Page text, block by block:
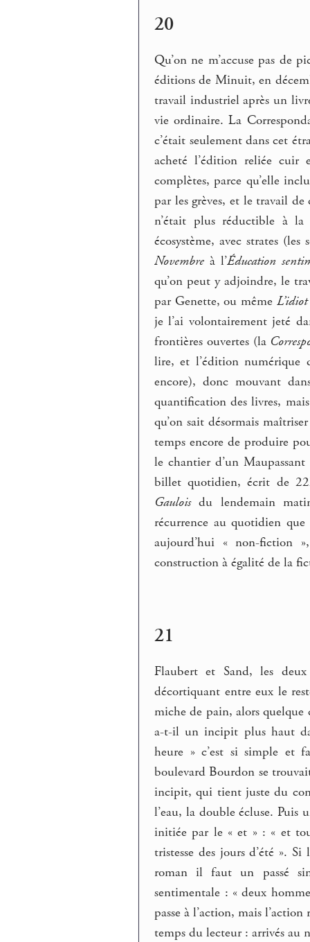
20
Qu’on ne m’accuse pas de
éditions de Minuit, en
travail industriel après un
vie ordinaire. La
c’était seulement dans cet
acheté l’édition reliée cuir
complètes, parce qu’elle
par les grèves, et le travail
n’était plus réductible à la
écosystème, avec strates
Novembre à l’Éducation
qu’on peut y adjoindre, le
par Genette, ou même
je l’ai volontairement jeté
frontières ouvertes (la
lire, et l’édition numérique
encore), donc mouvant
quantification des livres,
qu’on sait désormais
temps encore de produire
le chantier d’un
billet quotidien, écrit de
Gauloisdu lendemain
récurrence au quotidien
aujourd’hui « non-fiction
construction à égalité de la
21
Flaubert et Sand, les
décortiquant entre eux le
miche de pain, alors quelque
a-t-il un incipit plus haut
heure » c’est si simple et
boulevard Bourdon se
incipit, qui tient juste du
l’eau, la double écluse. Puis
initiée par le « et » : « et
tristesse des jours d’été ».
roman il faut un passé
sentimentale : « deux
passe à l’action, mais
temps du lecteur : arrivés au